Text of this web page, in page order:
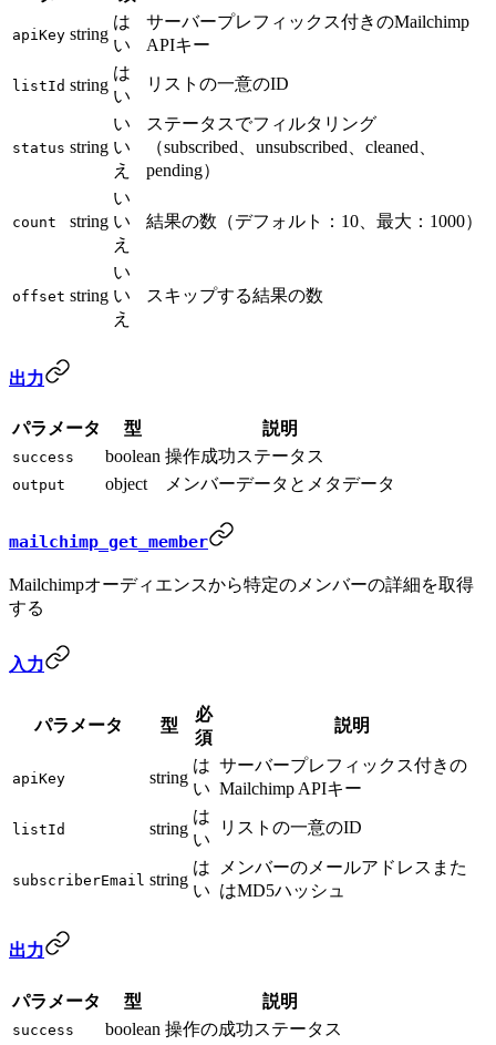
apiKey string
は
い
サーバープレフィックス付きのMailchimp
APIキー
listId string
は
い
リストの一意のID
status string
い
い
え
ステータスでフィルタリング
（subscribed、unsubscribed、cleaned、
pending）
count string
い
い
え
結果の数（デフォルト：10、最大：1000）
offset string
い
い
え
スキップする結果の数
出力
パラメータ 型 説明
success boolean 操作成功ステータス
output object メンバーデータとメタデータ
mailchimp_get_member
Mailchimpオーディエンスから特定のメンバーの詳細を取得
する
入力
パラメータ 型
必
須
説明
apiKey string
は
い
サーバープレフィックス付きの
Mailchimp APIキー
listId string
は
い
リストの一意のID
subscriberEmail string
は
い
メンバーのメールアドレスまた
はMD5ハッシュ
出力
パラメータ 型 説明
success boolean 操作の成功ステータス